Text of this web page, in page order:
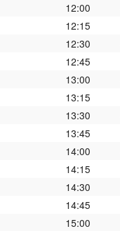
12:00
12:15
12:30
12:45
13:00
13:15
13:30
13:45
14:00
14:15
14:30
14:45
15:00